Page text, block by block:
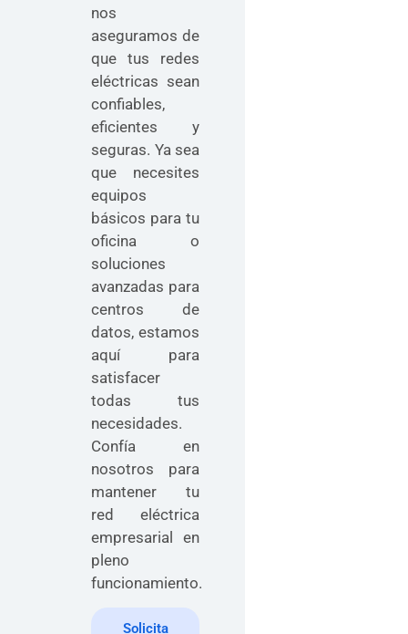
nos
aseguramos de
que tus redes
eléctricas sean
confiables,
eficientes y
seguras. Ya sea
que necesites
equipos
básicos para tu
oficina o
soluciones
avanzadas para
centros de
datos, estamos
aquí para
satisfacer
todas tus
necesidades.
Confía en
nosotros para
mantener tu
red eléctrica
empresarial en
pleno
funcionamiento.
Solicita